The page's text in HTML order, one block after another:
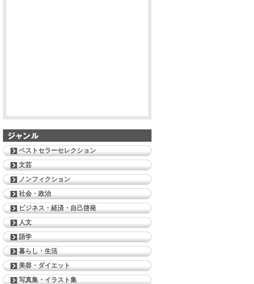
ベストセラーセレクション
文芸
ノンフィクション
社会・政治
ビジネス・経済・自己啓発
人文
語学
暮らし・生活
美容・ダイエット
写真集・イラスト集